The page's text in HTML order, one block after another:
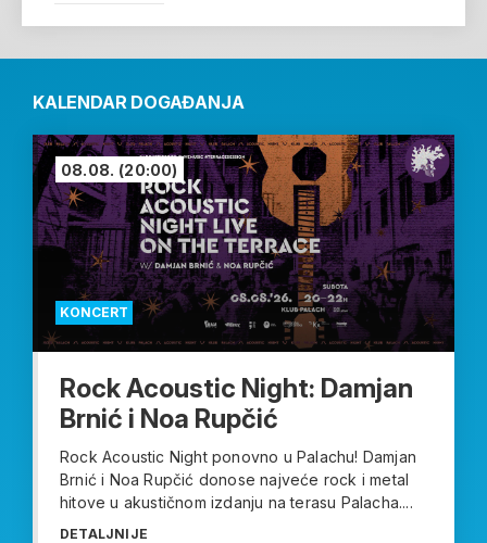
KALENDAR DOGAĐANJA
KONCERT
08.08. (20:00)
Rock Acoustic Night: Damjan
Brnić i Noa Rupčić
Rock Acoustic Night ponovno u Palachu! Damjan
Brnić i Noa Rupčić donose najveće rock i metal
hitove u akustičnom izdanju na terasu Palacha....
DETALJNIJE